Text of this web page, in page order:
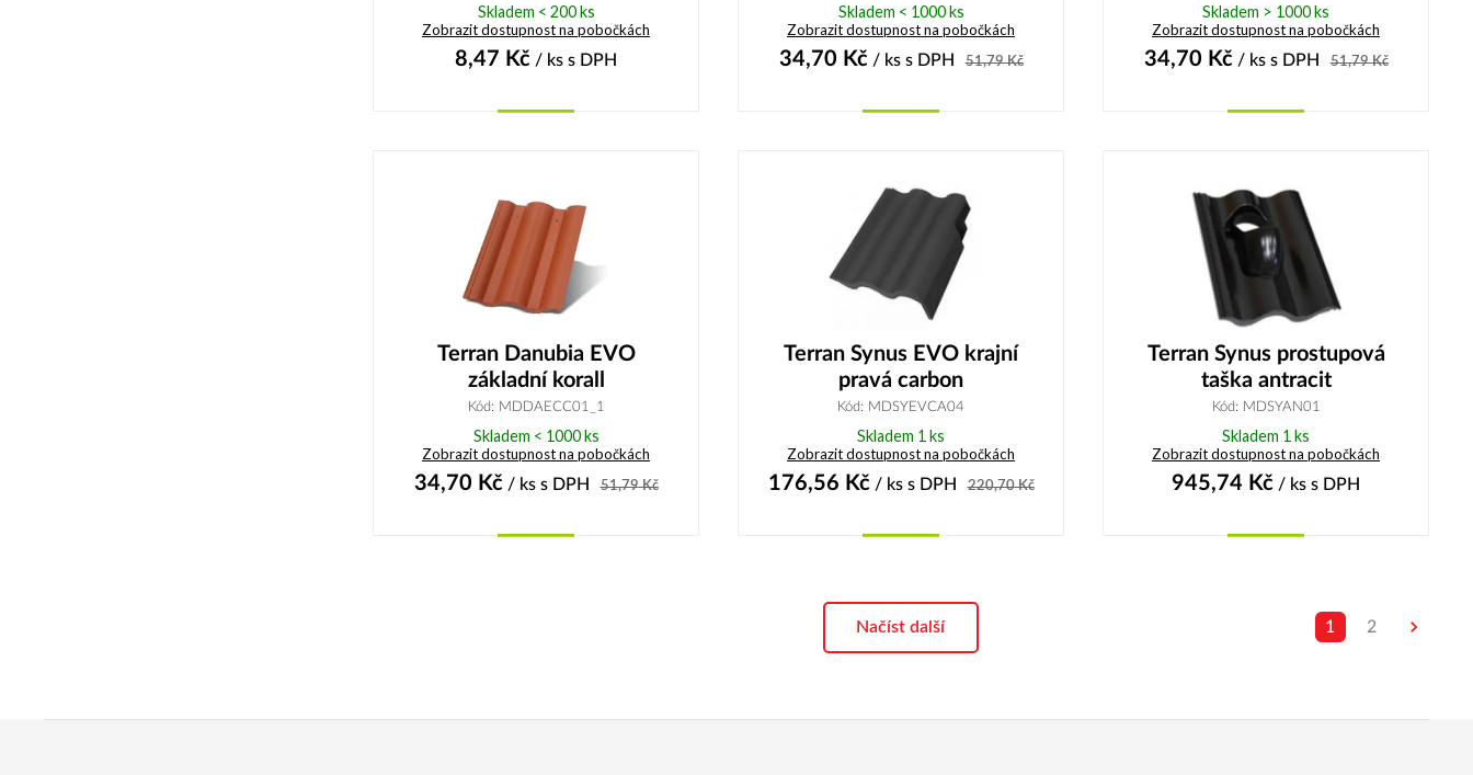
Skladem < 200 ks
Zobrazit dostupnost na pobočkách
8,47 Kč / ks s DPH
Skladem < 1000 ks
Zobrazit dostupnost na pobočkách
34,70 Kč/ ks s DPH 51,79Kč
Skladem > 1000 ks
Zobrazit dostupnost na pobočkách
34,70 Kč/ ks s DPH 51,79Kč
Terran Danubia EVO
základní korall
Kód: MDDAECC01_1
Skladem < 1000 ks
Zobrazit dostupnost na pobočkách
34,70 Kč/ ks s DPH 51,79Kč
Terran Synus EVO krajní
pravá carbon
Kód: MDSYEVCA04
Skladem 1 ks
Zobrazit dostupnost na pobočkách
176,56 Kč/ ks s DPH 220,70Kč
Terran Synus prostupová
taška antracit
Kód: MDSYAN01
Skladem 1 ks
Zobrazit dostupnost na pobočkách
945,74 Kč / ks s DPH
Načíst další 1 2